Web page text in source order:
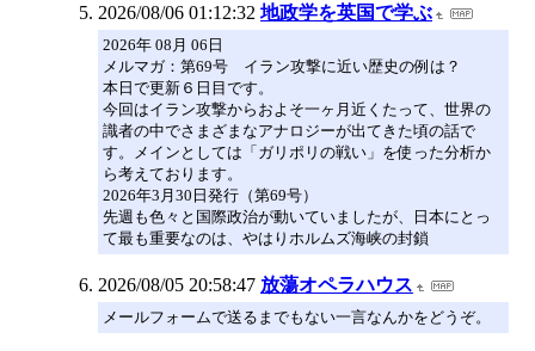
2026/08/06 01:12:32 地政学を英国で学ぶ
2026年 08月 06日
メルマガ：第69号 イラン攻撃に近い歴史の例は？
本日で更新６日目です。
今回はイラン攻撃からおよそ一ヶ月近くたって、世界の
識者の中でさまざまなアナロジーが出てきた頃の話で
す。メインとしては「ガリポリの戦い」を使った分析か
ら考えております。
2026年3月30日発行（第69号）
先週も色々と国際政治が動いていましたが、日本にとっ
て最も重要なのは、やはりホルムズ海峡の封鎖
2026/08/05 20:58:47 放蕩オペラハウス
メールフォームで送るまでもない一言なんかをどうぞ。